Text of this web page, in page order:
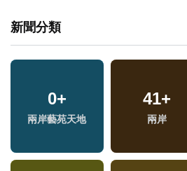
新聞分類
0+
兩岸藝苑天地
41+
兩岸